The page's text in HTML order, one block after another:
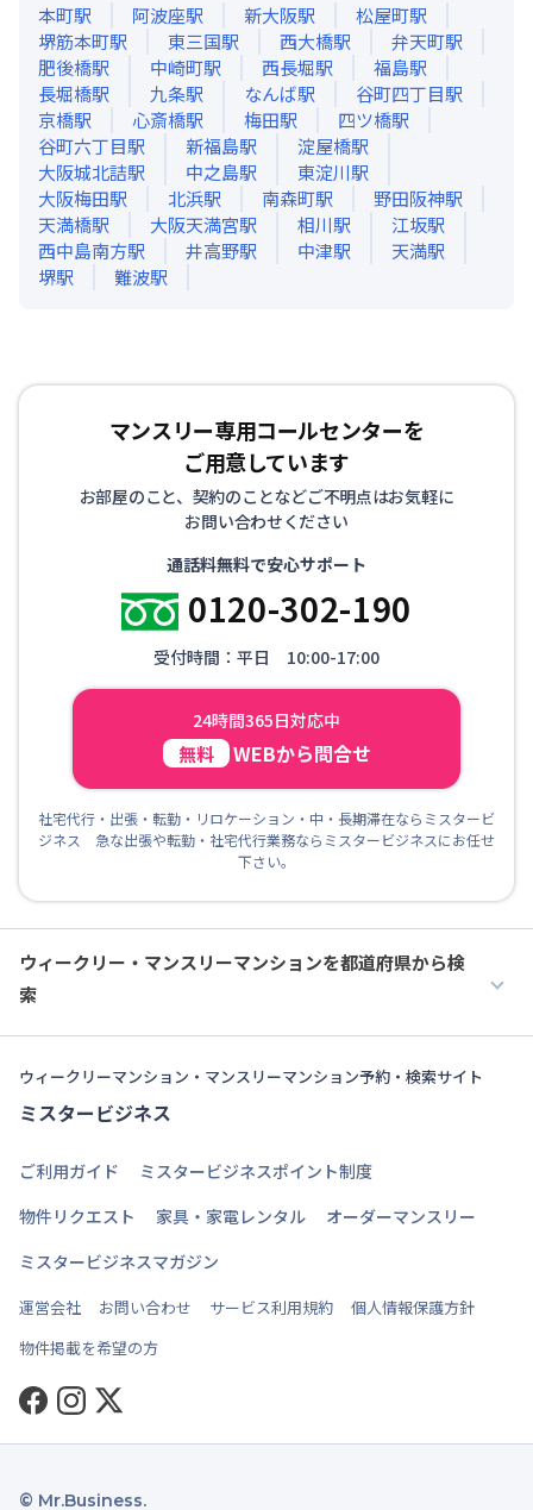
本町駅 阿波座駅 新大阪駅 松屋町駅
堺筋本町駅 東三国駅 西大橋駅 弁天町駅
肥後橋駅 中崎町駅 西長堀駅 福島駅
長堀橋駅 九条駅 なんば駅 谷町四丁目駅
京橋駅 心斎橋駅 梅田駅 四ツ橋駅
谷町六丁目駅 新福島駅 淀屋橋駅
大阪城北詰駅 中之島駅 東淀川駅
大阪梅田駅 北浜駅 南森町駅 野田阪神駅
天満橋駅 大阪天満宮駅 相川駅 江坂駅
西中島南方駅 井高野駅 中津駅 天満駅
堺駅 難波駅
マンスリー専用コールセンターを
ご用意しています
お部屋のこと、契約のことなどご不明点はお気軽に
お問い合わせください
通話料無料で安心サポート
0120-302-190
受付時間：平日 10:00-17:00
24時間365日対応中
無料 WEBから問合せ
社宅代行・出張・転勤・リロケーション・中・長期滞在ならミスタービ
ジネス 急な出張や転勤・社宅代行業務ならミスタービジネスにお任せ
下さい。
ウィークリー・マンスリーマンションを都道府県から検
索
ウィークリーマンション・マンスリーマンション予約・検索サイト
ミスタービジネス
ご利用ガイド
ミスタービジネスポイント制度
物件リクエスト
家具・家電レンタル
オーダーマンスリー
ミスタービジネスマガジン
運営会社 お問い合わせ サービス利用規約
個人情報保護方針
物件掲載を希望の方
Facebook
Instagram
Twitter
© Mr.Business.